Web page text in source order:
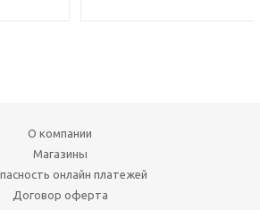
О компании
Магазины
онлайн платежей
Договор оферта